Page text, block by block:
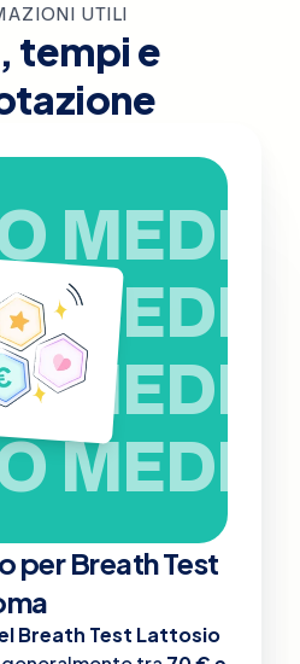
UTILI
tempi e
MEDIO
MEDIO
MEDIO
MEDIO
per Breath Test
Breath Test Lattosio